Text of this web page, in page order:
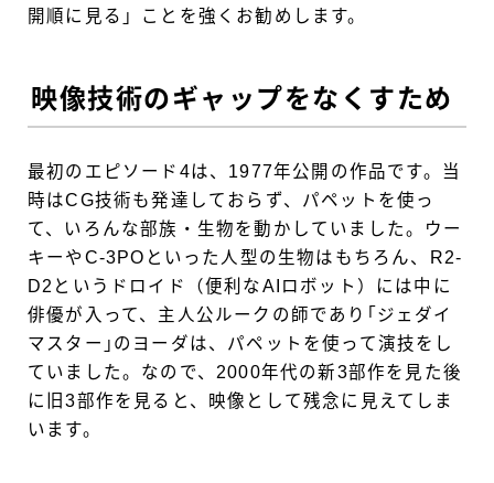
開順に見る」ことを強くお勧めします。
映像技術のギャップをなくすため
最初のエピソード4は、1977年公開の作品です。当
時はCG技術も発達しておらず、パペットを使っ
て、いろんな部族・生物を動かしていました。ウー
キーやC-3POといった人型の生物はもちろん、R2-
D2というドロイド（便利なAIロボット）には中に
俳優が入って、主人公ルークの師であり｢ジェダイ
マスター｣のヨーダは、パペットを使って演技をし
ていました。なので、2000年代の新3部作を見た後
に旧3部作を見ると、映像として残念に見えてしま
います。